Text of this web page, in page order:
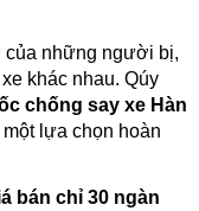
của những người bị,
khác nhau. Qúy
chống say xe Hàn
một lựa chọn hoàn
bán chỉ 30 ngàn